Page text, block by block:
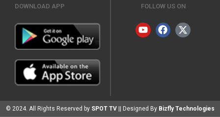
DOWNLOAD APP FOLLOW US ON
© 2024. All Rights Reserved by SPOT TV || Designed By Bizfly Technologies